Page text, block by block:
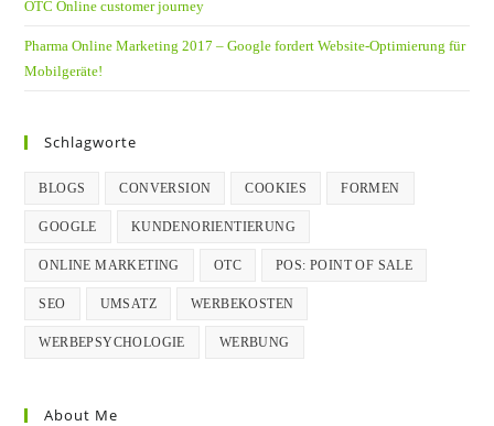
OTC Online customer journey
Pharma Online Marketing 2017 – Google fordert Website-Optimierung für
Mobilgeräte!
Schlagworte
BLOGS CONVERSION COOKIES FORMEN
GOOGLE KUNDENORIENTIERUNG
ONLINE MARKETING OTC POS: POINT OF SALE
SEO UMSATZ WERBEKOSTEN
WERBEPSYCHOLOGIE WERBUNG
About Me